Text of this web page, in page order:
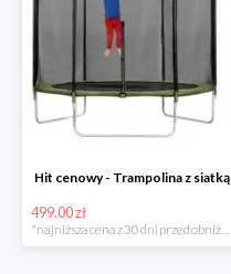
Hit cenowy - Trampolina z siatką
499.00 zł